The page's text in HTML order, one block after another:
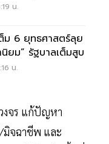
น.
ม 6 ยุทธศาสตร์ลุย
นิยม” รัฐบาลเต็มสูบ
น.
งจร แก้ปัญหา
มิจฉาชีพ และ